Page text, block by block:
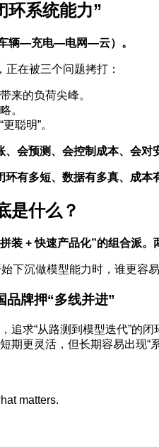
环系统能力”
辆—充电—电网—云）。
在被三个问题拷打：
来的负荷尖峰。
。
聪明”。
、会预测、会控制成本、会对
有多短、数据有多真、成本
是什么？
+ 快速产品化”的组合派。
下沉做模型能力时，谁更容易
牌押“多线并进”
求“从路测到模型迭代”的闭
期更灵活，但长期容易出现
matters.